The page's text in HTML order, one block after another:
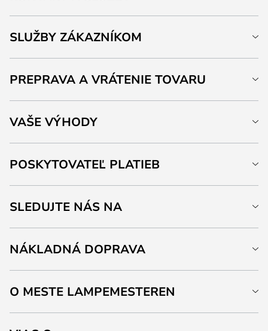
SLUŽBY ZÁKAZNÍKOM
PREPRAVA A VRÁTENIE TOVARU
VAŠE VÝHODY
POSKYTOVATEĽ PLATIEB
SLEDUJTE NÁS NA
NÁKLADNÁ DOPRAVA
O MESTE LAMPEMESTEREN